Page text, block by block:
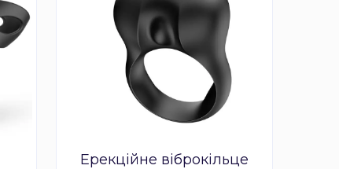
Ерекційне віброкільце